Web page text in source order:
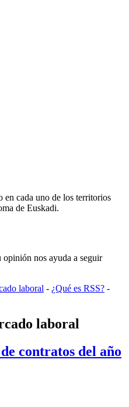
en cada uno de los territorios
de Euskadi.
opinión nos ayuda a seguir
laboral - ¿Qué es RSS? -
laboral
contratos del año